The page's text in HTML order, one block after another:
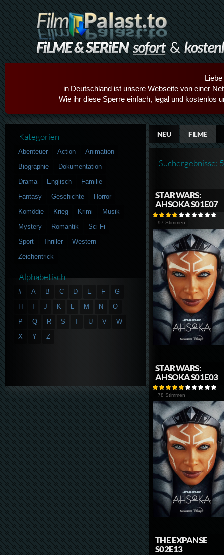
in Deutschland ist unsere Webseite von einer
Wie ihr diese Sperre einfach, legal und kostenlos
NEU FILME
Suchergebnisse:
STAR WARS:
AHSOKA S01E07
97 Stimmen
STAR WARS:
AHSOKA S01E03
78 Stimmen
THE EXPANSE
S02E13
Kategorien
Abenteuer Action
Animation
Biographie
Dokumentation
Drama
Englisch
Familie
Fantasy
Geschichte
Horror
Komödie
Krieg Krimi
Musik
Mystery
Romantik
Sci-Fi
Sport
Thriller
Western
Zeichentrick
Alphabetisch
# A B C D E F
G
H
J K L M N
O
P
Q R S T U V
W
X
Y Z